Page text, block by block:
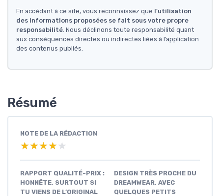
En accédant à ce site, vous reconnaissez que l'utilisation
des informations proposées se fait sous votre propre
responsabilité. Nous déclinons toute responsabilité quant
aux conséquences directes ou indirectes liées à l’application
des contenus publiés.
Résumé
NOTE DE LA RÉDACTION
★★★★★
★★★★★
RAPPORT QUALITÉ-PRIX :
HONNÊTE, SURTOUT SI
TU VIENS DE L’ORIGINAL
DESIGN TRÈS PROCHE DU
DREAMWEAR, AVEC
QUELQUES PETITS